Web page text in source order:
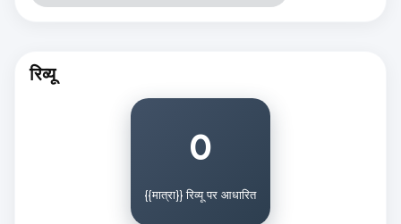
रिव्यू
0
{{मात्रा}} रिव्यू पर आधारित